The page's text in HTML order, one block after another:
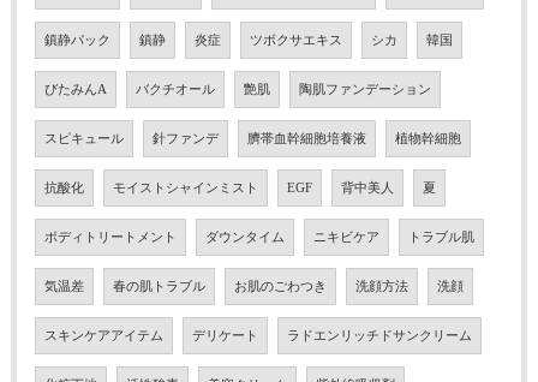
鎮静パック 鎮静 炎症 ツボクサエキス シカ 韓国
びたみんA バクチオール 艶肌 陶肌ファンデーション
スピキュール 針ファンデ 臍帯血幹細胞培養液 植物幹細胞
抗酸化 モイストシャインミスト EGF 背中美人 夏
ボディトリートメント ダウンタイム ニキビケア トラブル肌
気温差 春の肌トラブル お肌のごわつき 洗顔方法 洗顔
スキンケアアイテム デリケート ラドエンリッチドサンクリーム